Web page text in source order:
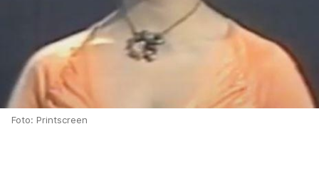
Foto: Printscreen